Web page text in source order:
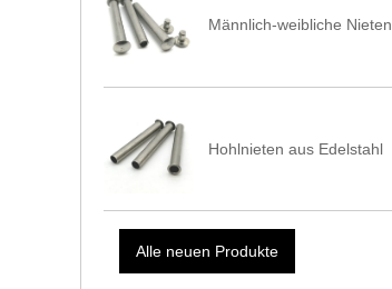
Männlich-weibliche Nieten
Hohlnieten aus Edelstahl
Alle neuen Produkte